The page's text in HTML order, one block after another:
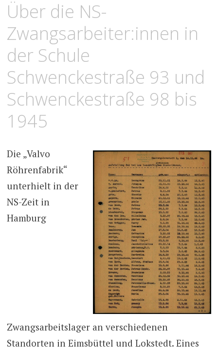
springen
Über die NS-
Zwangsarbeiter:innen in
der Schule
Schwenckestraße 93 und
Schwenckestraße 98 bis
1945
Die „Valvo
Röhrenfabrik“
unterhielt in der
NS-Zeit in
Hamburg
Zwangsarbeitslager an verschiedenen
Standorten in Eimsbüttel und Lokstedt. Eines